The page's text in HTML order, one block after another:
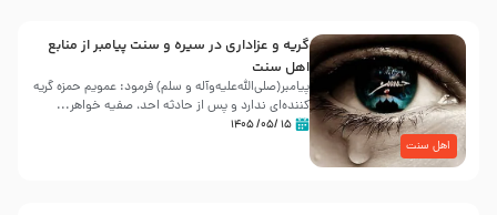
اهل سنت
گریه و عزاداری در سیره و سنت پیامبر از منابع
اهل سنت
پیامبر(صلی‌الله‌علیه‌وآله و سلم) فرمود: عمویم حمزه گریه
کننده‌ای ندارد و پس از حادثه احد، صفیه خواهر...
۱۵ /۰۵/ ۱۴۰۵